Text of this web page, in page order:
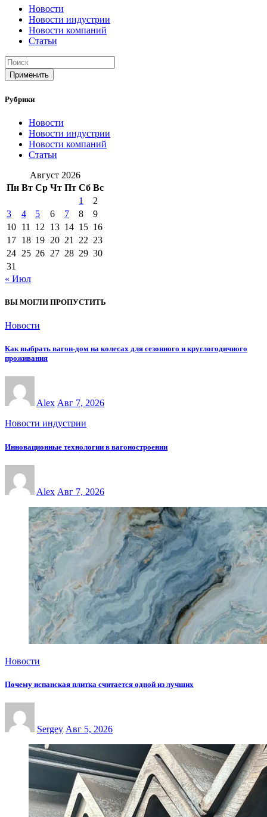
Новости
Новости индустрии
Новости компаний
Статьи
Применить
Рубрики
Новости
Новости индустрии
Новости компаний
Статьи
Август 2026
Пн Вт Ср Чт Пт Сб Вс
1
2
3
4 5 6 7 8
9
10 11 12 13 14 15 16
17 18 19 20 21 22 23
24 25 26 27 28 29 30
31
« Июл
ВЫ МОГЛИ ПРОПУСТИТЬ
Новости
Как выбрать вагон-дом на колесах для сезонного и круглогодичного
проживания
Alex Авг 7, 2026
Новости индустрии
Инновационные технологии в вагоностроении
Alex Авг 7, 2026
Новости
Почему испанская плитка считается одной из лучших
Sergey Авг 5, 2026